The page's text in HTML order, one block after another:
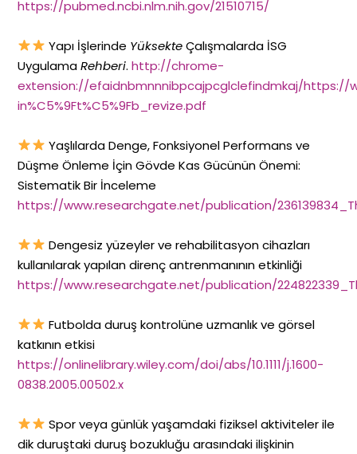
https://pubmed.ncbi.nlm.nih.gov/21510715/
Yapı İşlerinde YüksekteÇalışmalarda İSG
UygulamaRehberi.http://chrome-
extension://efaidnbmnnnibpcajpcglclefindmkaj/https://
in%C5%9Ft%C5%9Fb_revize.pdf
Yaşlılarda Denge, Fonksiyonel Performans ve
Düşme Önleme İçin Gövde Kas Gücünün Önemi:
Sistematik Bir İnceleme
https://www.researchgate.net/publication/
Dengesiz yüzeyler ve rehabilitasyon cihazları
kullanılarak yapılan direnç antrenmanının etkinliği
https://www.researchgate.net/publication/
Futbolda duruş kontrolüne uzmanlık ve görsel
katkının etkisi
https://onlinelibrary.wiley.com/doi/abs/10.1111/j.1600-
0838.2005.00502.x
Spor veya günlük yaşamdaki fiziksel aktiviteler ile
dik duruştaki duruş bozukluğu arasındaki ilişkinin